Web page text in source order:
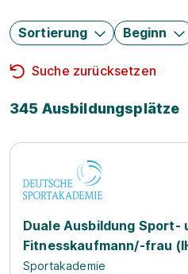
Sortierung Beginn
Suche zurücksetzen
345 Ausbildungsplätze
Duale Ausbildung Sport-
Fitnesskaufmann/-frau
Sportakademie